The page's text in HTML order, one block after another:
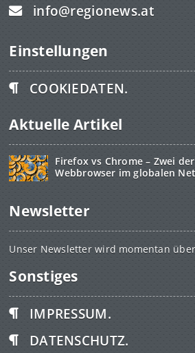
info@regionews.at
Einstellungen
COOKIEDATEN.
Aktuelle Artikel
Firefox vs Chrome – Zwei
Webbrowser im globalen
Newsletter
Unser Newsletter wird momentan
Sonstiges
IMPRESSUM.
DATENSCHUTZ.